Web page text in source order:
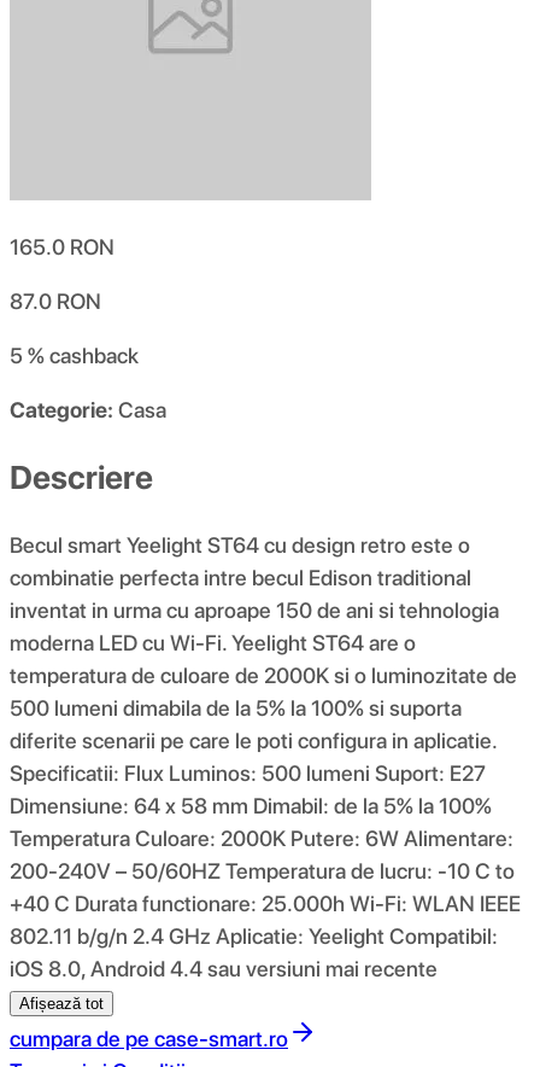
165.0 RON
87.0 RON
5 %cashback
Categorie: Casa
Descriere
Becul smart Yeelight ST64 cu design retro este o
combinatie perfecta intre becul Edison traditional
inventat in urma cu aproape 150 de ani si tehnologia
moderna LED cu Wi-Fi. Yeelight ST64 are o
temperatura de culoare de 2000K si o luminozitate de
500 lumeni dimabila de la 5% la 100% si suporta
diferite scenarii pe care le poti configura in aplicatie.
Specificatii: Flux Luminos: 500 lumeni Suport: E27
Dimensiune: 64 x 58 mm Dimabil: de la 5% la 100%
Temperatura Culoare: 2000K Putere: 6W Alimentare:
200-240V – 50/60HZ Temperatura de lucru: -10 C to
+40 C Durata functionare: 25.000h Wi-Fi: WLAN IEEE
802.11 b/g/n 2.4 GHz Aplicatie: Yeelight Compatibil:
iOS 8.0, Android 4.4 sau versiuni mai recente
Afișează tot
cumpara de pe case-smart.ro